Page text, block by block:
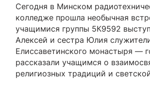
Сегодня в Минском
колледже прошла необычная
учащимися группы 5К9592
Алексей и сестра Юлия
Елиссаветинского монастыря —
рассказали учащимся о
религиозных традиций и